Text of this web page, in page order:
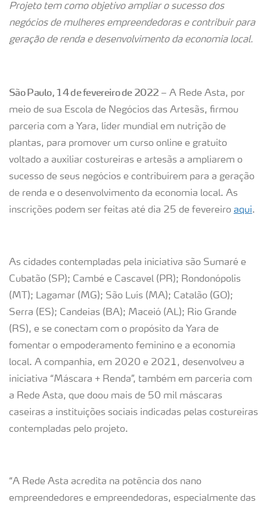
Projeto tem como objetivo ampliar o sucesso dos
negócios de mulheres empreendedoras e contribuir para
geração de renda e desenvolvimento da economia local.
São Paulo, 14 de fevereiro de 2022 – A Rede Asta, por
meio de sua Escola de Negócios das Artesãs, firmou
parceria com a Yara, líder mundial em nutrição de
plantas, para promover um curso online e gratuito
voltado a auxiliar costureiras e artesãs a ampliarem o
sucesso de seus negócios e contribuírem para a geração
de renda e o desenvolvimento da economia local. As
inscrições podem ser feitas até dia 25 de fevereiro aqui.
As cidades contempladas pela iniciativa são Sumaré e
Cubatão (SP); Cambé e Cascavel (PR); Rondonópolis
(MT); Lagamar (MG); São Luís (MA); Catalão (GO);
Serra (ES); Candeias (BA); Maceió (AL); Rio Grande
(RS), e se conectam com o propósito da Yara de
fomentar o empoderamento feminino e a economia
local. A companhia, em 2020 e 2021, desenvolveu a
iniciativa “Máscara + Renda”, também em parceria com
a Rede Asta, que doou mais de 50 mil máscaras
caseiras a instituições sociais indicadas pelas costureiras
contempladas pelo projeto.
“A Rede Asta acredita na potência dos nano
empreendedores e empreendedoras, especialmente das